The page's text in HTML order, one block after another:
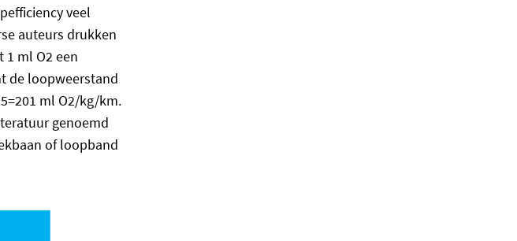
veel
auteurs drukken
ml O2 een
de loopweerstand
ml O2/kg/km.
genoemd
of loopband